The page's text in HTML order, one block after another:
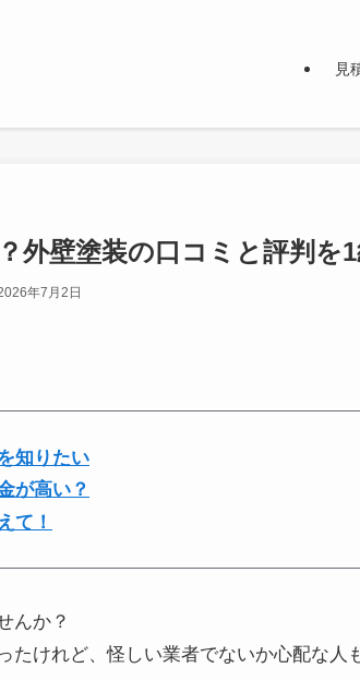
見
外壁塗装の口コミと評判を
年7月2日
知りたい
が高い？
て！
んか？
たけれど、怪しい業者でないか心配な人